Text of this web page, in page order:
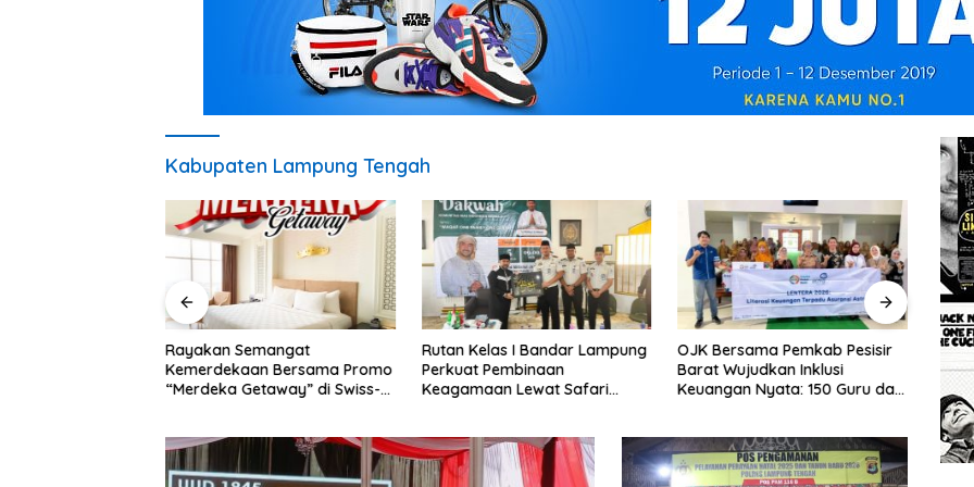
Kabupaten Lampung Tengah
Rayakan Semangat
Kemerdekaan Bersama Promo
“Merdeka Getaway” di Swiss-
Rutan Kelas I Bandar Lampung
Perkuat Pembinaan
Keagamaan Lewat Safari
OJK Bersama Pemkab Pesisir
Barat Wujudkan Inklusi
Keuangan Nyata: 150 Guru dan